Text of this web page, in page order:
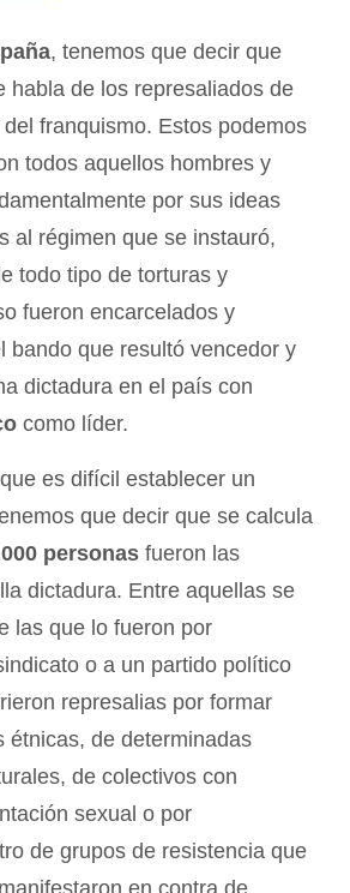
, tenemos que decir que
habla de los represaliados de
del franquismo. Estos podemos
todos aquellos hombres y
por sus ideas
al régimen que se instauró,
todo tipo de torturas y
fueron encarcelados y
bando que resultó vencedor y
dictadura en el país con
como líder.
es difícil establecer un
que decir que se calcula
personas fueron las
dictadura. Entre aquellas se
las que lo fueron por
o a un partido político
represalias por formar
étnicas, de determinadas
de colectivos con
sexual o por
de grupos de resistencia que